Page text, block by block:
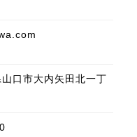
山口市大内矢田北一丁